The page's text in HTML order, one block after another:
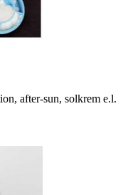
after-sun, solkrem e.l.